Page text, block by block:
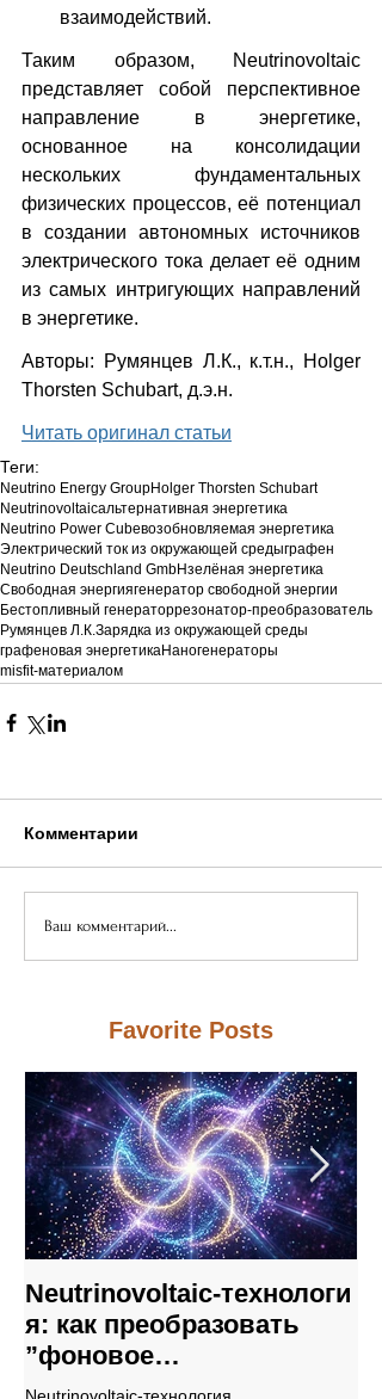
взаимодействий.
Таким образом, Neutrinovoltaic
представляет собой перспективное
направление в энергетике,
основанное на консолидации
нескольких фундаментальных
физических процессов, её потенциал
в создании автономных источников
электрического тока делает её одним
из самых интригующих направлений
в энергетике.
Авторы: Румянцев Л.К., к.т.н., Holger
Thorsten Schubart, д.э.н.
Читать оригинал статьи
Теги:
Neutrino Energy GroupHolger Thorsten Schubart
Neutrinovoltaicальтернативная энергетика
Neutrino Power Cubeвозобновляемая энергетика
Электрический ток из окружающей средыграфен
Neutrino Deutschland GmbHзелёная энергетика
Свободная энергиягенератор свободной энергии
Бестопливный генераторрезонатор-преобразователь
Румянцев Л.К. Зарядка из окружающей среды
графеновая энергетикаНаногенераторы
misfit‑материалом
Комментарии
Ваш комментарий...
Favorite Posts
Neutrinovoltaic‑технологи
я: как преобразовать
”фоновое
энергетическое море“ в
Neutrinovoltaic‑технология,